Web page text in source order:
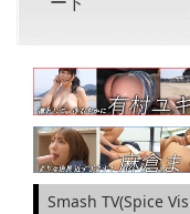
Smash TV(Spice